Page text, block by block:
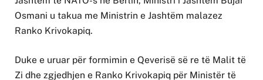
Osmani u takua me Ministrin e Jashtëm malazez
Ranko Krivokapiq.
Duke e uruar për formimin e Qeverisë së re të Malit të
Zi dhe zgjedhjen e Ranko Krivokapiq për Ministër të